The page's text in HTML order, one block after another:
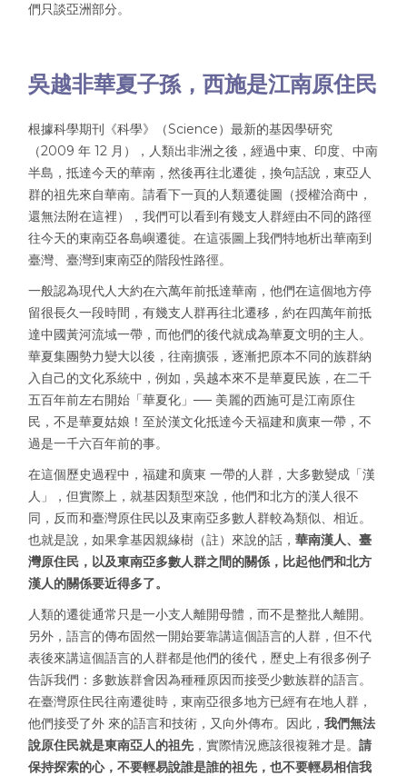
們只談亞洲部分。
吳越非華夏子孫，西施是江南原住民
根據科學期刊《科學》（Science）最新的基因學研究
（2009 年 12 月），人類出非洲之後，經過中東、印度、中南
半島，抵達今天的華南，然後再往北遷徙，換句話說，東亞人
群的祖先來自華南。請看下一頁的人類遷徙圖（授權洽商中，
還無法附在這裡），我們可以看到有幾支人群經由不同的路徑
往今天的東南亞各島嶼遷徙。在這張圖上我們特地析出華南到
臺灣、臺灣到東南亞的階段性路徑。
一般認為現代人大約在六萬年前抵達華南，他們在這個地方停
留很長久一段時間，有幾支人群再往北遷移，約在四萬年前抵
達中國黃河流域一帶，而他們的後代就成為華夏文明的主人。
華夏集團勢力變大以後，往南擴張，逐漸把原本不同的族群納
入自己的文化系統中，例如，吳越本來不是華夏民族，在二千
五百年前左右開始「華夏化」── 美麗的西施可是江南原住
民，不是華夏姑娘！至於漢文化抵達今天福建和廣東一帶，不
過是一千六百年前的事。
在這個歷史過程中，福建和廣東 一帶的人群，大多數變成「漢
人」，但實際上，就基因類型來說，他們和北方的漢人很不
同，反而和臺灣原住民以及東南亞多數人群較為類似、相近。
也就是說，如果拿基因親緣樹（註）來說的話，華南漢人、臺
灣原住民，以及東南亞多數人群之間的關係，比起他們和北方
漢人的關係要近得多了。
人類的遷徙通常只是一小支人離開母體，而不是整批人離開。
另外，語言的傳布固然一開始要靠講這個語言的人群，但不代
表後來講這個語言的人群都是他們的後代，歷史上有很多例子
告訴我們：多數族群會因為種種原因而接受少數族群的語言。
在臺灣原住民往南遷徙時，東南亞很多地方已經有在地人群，
他們接受了外 來的語言和技術，又向外傳布。因此，我們無法
說原住民就是東南亞人的祖先 ，實際情況應該很複雜才是。請
保持探索的心，不要輕易說誰是誰的祖先，也不要輕易相信我